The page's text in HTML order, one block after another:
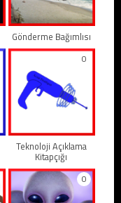
Gönderme Bağımlısı
0
Teknoloji Açıklama
Kitapçığı
0